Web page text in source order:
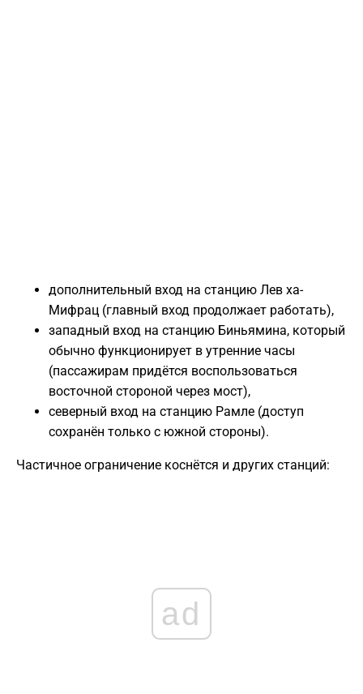
дополнительный вход на станцию Лев ха-
Мифрац (главный вход продолжает работать),
западный вход на станцию Биньямина, который
обычно функционирует в утренние часы
(пассажирам придётся воспользоваться
восточной стороной через мост),
северный вход на станцию Рамле (доступ
сохранён только с южной стороны).
Частичное ограничение коснётся и других станций:
ad